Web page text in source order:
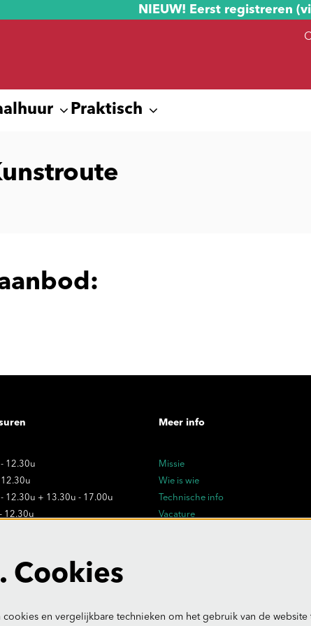
NIEUW! Eerst registreren
Praktisch
12.30u
12.30u + 13.30u - 17.00u
12.30u
gesloten
Meer info
Missie
Wie is wie
Technische info
Vacature
Cookies
cookies en vergelijkbare technieken om het gebruik van de website